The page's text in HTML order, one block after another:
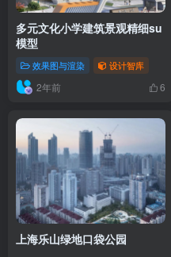
多元文化小学建筑景观精细su
模型
效果图与渲染 设计智库
2年前 6
上海乐山绿地口袋公园